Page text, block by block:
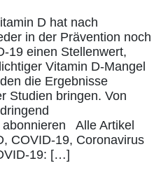
D hat nach
in der Prävention noch
19 einen Stellenwert,
Vitamin D-Mangel
die Ergebnisse
Studien bringen. Von
Alle Artikel
COVID-19, Coronavirus
19: […]